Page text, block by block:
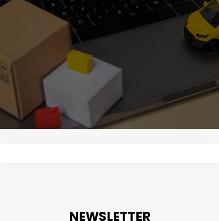
NEWSLETTER